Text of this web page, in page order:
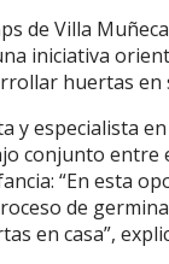
de Villa
iniciativa
huertas en
y especialista
conjunto entre
“En esta
de
en casa”,